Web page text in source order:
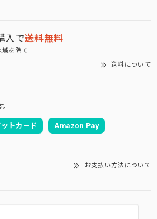
利用いただきありがとうござ
りいただけてよかったです。
したらよろしくお願いいたし
入で送料無料
を除く
送料について
トカード Amazon Pay
お支払い方法について